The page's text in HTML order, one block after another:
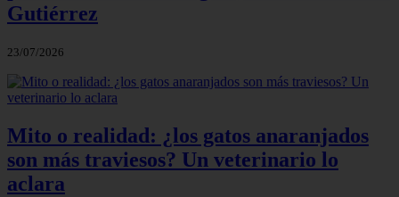
Gutiérrez
23/07/2026
Mito o realidad: ¿los gatos anaranjados
son más traviesos? Un veterinario lo
aclara